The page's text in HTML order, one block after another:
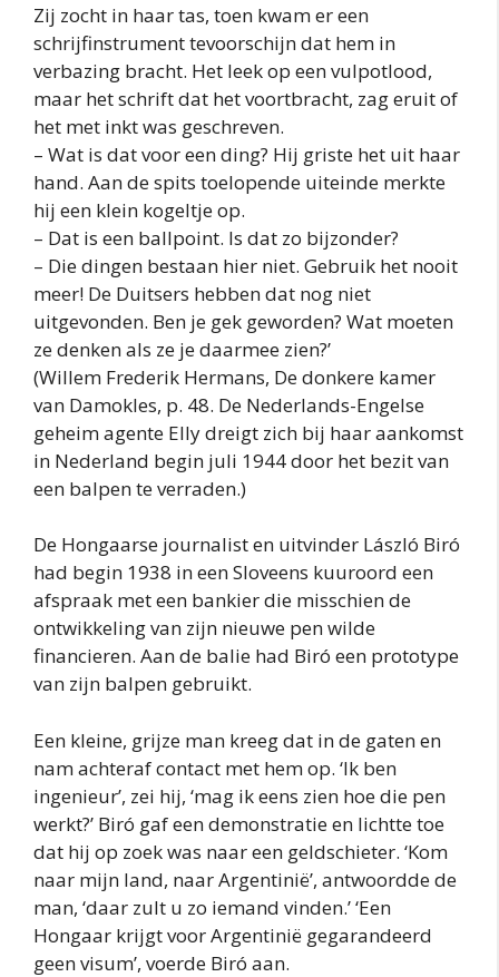
Zij zocht in haar tas, toen kwam er een
schrijfinstrument tevoorschijn dat hem in
verbazing bracht. Het leek op een vulpotlood,
maar het schrift dat het voortbracht, zag eruit of
het met inkt was geschreven.
– Wat is dat voor een ding? Hij griste het uit haar
hand. Aan de spits toelopende uiteinde merkte
hij een klein kogeltje op.
– Dat is een ballpoint. Is dat zo bijzonder?
– Die dingen bestaan hier niet. Gebruik het nooit
meer! De Duitsers hebben dat nog niet
uitgevonden. Ben je gek geworden? Wat moeten
ze denken als ze je daarmee zien?’
(Willem Frederik Hermans, De donkere kamer
van Damokles, p. 48. De Nederlands-Engelse
geheim agente Elly dreigt zich bij haar aankomst
in Nederland begin juli 1944 door het bezit van
een balpen te verraden.)
De Hongaarse journalist en uitvinder László Biró
had begin 1938 in een Sloveens kuuroord een
afspraak met een bankier die misschien de
ontwikkeling van zijn nieuwe pen wilde
financieren. Aan de balie had Biró een prototype
van zijn balpen gebruikt.
Een kleine, grijze man kreeg dat in de gaten en
nam achteraf contact met hem op. ‘Ik ben
ingenieur’, zei hij, ‘mag ik eens zien hoe die pen
werkt?’ Biró gaf een demonstratie en lichtte toe
dat hij op zoek was naar een geldschieter. ‘Kom
naar mijn land, naar Argentinië’, antwoordde de
man, ‘daar zult u zo iemand vinden.’ ‘Een
Hongaar krijgt voor Argentinië gegarandeerd
geen visum’, voerde Biró aan.